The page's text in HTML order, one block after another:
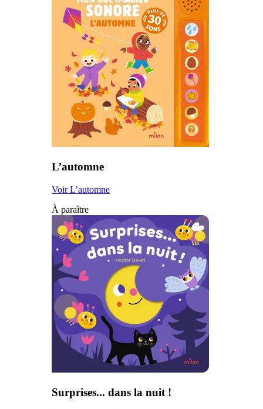
L’automne
Voir L’automne
À paraître
Surprises... dans la nuit !